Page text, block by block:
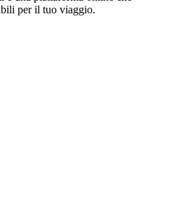
per il tuo viaggio.